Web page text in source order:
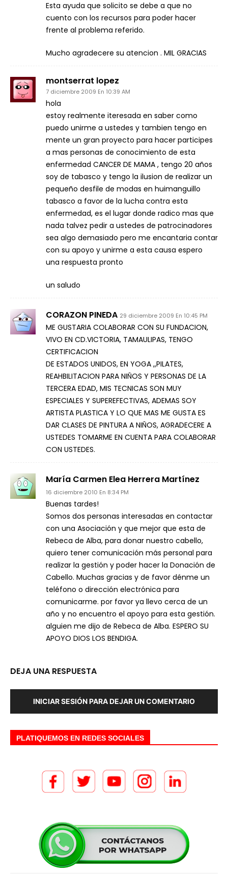
Esta ayuda que solicito se debe a que no
cuento con los recursos para poder hacer
frente al problema referido.
Mucho agradecere su atencion . MIL GRACIAS
montserrat lopez
7 diciembre 2009 En 10:39 AM
hola
estoy realmente iteresada en saber como
puedo unirme a ustedes y tambien tengo en
mente un gran proyecto para hacer participes
a mas personas de conocimiento de esta
enfermedad CANCER DE MAMA , tengo 20 años
soy de tabasco y tengo la ilusion de realizar un
pequeño desfile de modas en huimanguillo
tabasco a favor de la lucha contra esta
enfermedad, es el lugar donde radico mas que
nada talvez pedir a ustedes de patrocinadores
sea algo demasiado pero me encantaria contar
con su apoyo y unirme a esta causa espero
una respuesta pronto
un saludo
CORAZON PINEDA 29 diciembre 2009 En 10:45 PM
ME GUSTARIA COLABORAR CON SU FUNDACION,
VIVO EN CD.VICTORIA, TAMAULIPAS, TENGO
CERTIFICACION
DE ESTADOS UNIDOS, EN YOGA ,,PILATES,
REAHBILITACION PARA NIÑOS Y PERSONAS DE LA
TERCERA EDAD, MIS TECNICAS SON MUY
ESPECIALES Y SUPEREFECTIVAS, ADEMAS SOY
ARTISTA PLASTICA Y LO QUE MAS ME GUSTA ES
DAR CLASES DE PINTURA A NIÑOS, AGRADECERE A
USTEDES TOMARME EN CUENTA PARA COLABORAR
CON USTEDES.
María Carmen Elea Herrera Martínez
16 diciembre 2010 En 8:34 PM
Buenas tardes!
Somos dos personas interesadas en contactar
con una Asociación y que mejor que esta de
Rebeca de Alba, para donar nuestro cabello,
quiero tener comunicación más personal para
realizar la gestión y poder hacer la Donación de
Cabello. Muchas gracias y de favor dénme un
teléfono o dirección electrónica para
comunicarme. por favor ya llevo cerca de un
año y no encuentro el apoyo para esta gestión.
alguien me dijo de Rebeca de Alba. ESPERO SU
APOYO DIOS LOS BENDIGA.
DEJA UNA RESPUESTA
INICIAR SESIÓN PARA DEJAR UN COMENTARIO
PLATIQUEMOS EN REDES SOCIALES